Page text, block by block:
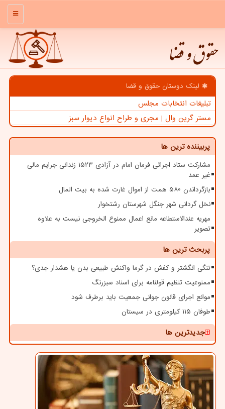
منو
حقوق و قضا
لینک دوستان حقوق و قضا
تبلیغات انتخابات مجلس
مستر گرین وال | مجری و طراح انواع دیوار سبز
پربیننده ترین ها
مشارکت ستاد اجرائی فرمان امام در آزادی ۱۵۲۳ زندانی جرایم مالی
غیر عمد
بازگرداندن ۵۸۰ همت از اموال غارت شده به بیت المال
نخل گردانی شهر جنگل شهرستان رشتخوار
مهریه عندالاستطاعه مانع اعمال ممنوع الخروجی نیست به علاوه
تصویر
پربحث ترین ها
تنگی انگشتر و کفش در گرما واکنش طبیعی بدن یا هشدار جدی؟
ممنوعیت تنظیم قولنامه برای اسناد سبزرنگ
موانع اجرای قانون جوانی جمعیت باید برطرف شود
طوفان ۱۱۵ کیلومتری در سیستان
جدیدترین ها